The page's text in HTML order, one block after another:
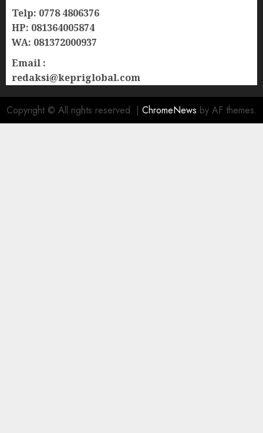
Telp: 0778 4806376
HP: 081364005874
WA: 081372000937
Email :
redaksi@kepriglobal.com
Copyright © All rights reserved. | ChromeNews by AF themes.